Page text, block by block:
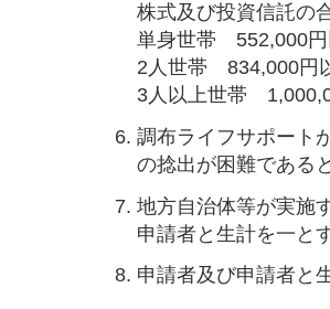
株式及び投資信託の
単身世帯 552,000円
2人世帯 834,000円
3人以上世帯
調布ライフサポート
の捻出が困難である
地方自治体等が実施
申請者と生計を一と
申請者及び申請者と